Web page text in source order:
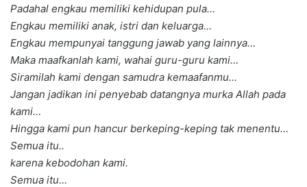
Padahal engkau memiliki kehidupan pula…
Engkau memiliki anak, istri dan keluarga…
Engkau mempunyai tanggung jawab yang lainnya…
Maka maafkanlah kami, wahai guru-guru kami…
Siramilah kami dengan samudra kemaafanmu…
Jangan jadikan ini penyebab datangnya murka Allah pada
kami…
Hingga kami pun hancur berkeping-keping tak menentu…
Semua itu..
karena kebodohan kami.
Semua itu…